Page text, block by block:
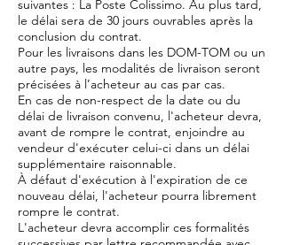
suivantes : La Poste Colissimo. Au plus tard,
le délai sera de 30 jours ouvrables après la
conclusion du contrat.
Pour les livraisons dans les DOM-TOM ou un
autre pays, les modalités de livraison seront
précisées à l’acheteur au cas par cas.
En cas de non-respect de la date ou du
délai de livraison convenu, l'acheteur devra,
avant de rompre le contrat, enjoindre au
vendeur d'exécuter celui-ci dans un délai
supplémentaire raisonnable.
À défaut d'exécution à l'expiration de ce
nouveau délai, l'acheteur pourra librement
rompre le contrat.
L'acheteur devra accomplir ces formalités